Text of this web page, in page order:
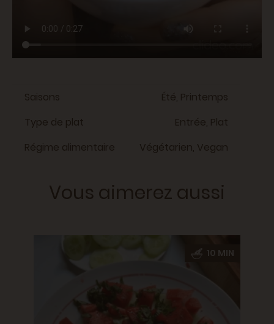
Saisons
Été, Printemps
Type de plat
Entrée, Plat
Régime alimentaire
Végétarien, Vegan
Vous aimerez aussi
10 MIN